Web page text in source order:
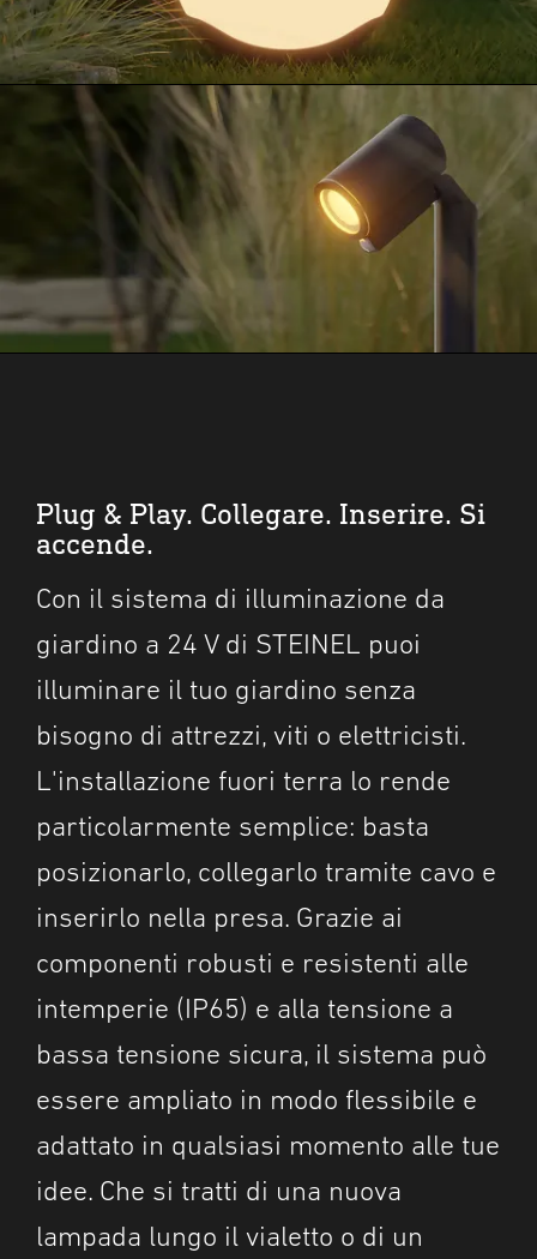
Plug & Play. Collegare. Inserire. Si
accende.
Con il sistema di illuminazione da
giardino a 24 V di STEINEL puoi
illuminare il tuo giardino senza
bisogno di attrezzi, viti o elettricisti.
L'installazione fuori terra lo rende
particolarmente semplice: basta
posizionarlo, collegarlo tramite cavo e
inserirlo nella presa. Grazie ai
componenti robusti e resistenti alle
intemperie (IP65) e alla tensione a
bassa tensione sicura, il sistema può
essere ampliato in modo flessibile e
adattato in qualsiasi momento alle tue
idee. Che si tratti di una nuova
lampada lungo il vialetto o di un